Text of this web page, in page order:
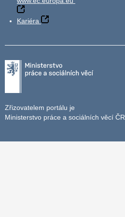
Kariéra
Zřizovatelem portálu je
Ministerstvo práce a sociálních věcí ČR